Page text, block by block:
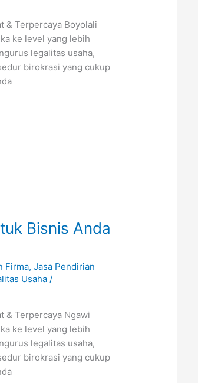
& Terpercaya Boyolali
ke level yang lebih
legalitas usaha,
birokrasi yang cukup
Bisnis Anda
Firma,Jasa Pendirian
Usaha /
& Terpercaya Ngawi
ke level yang lebih
legalitas usaha,
birokrasi yang cukup